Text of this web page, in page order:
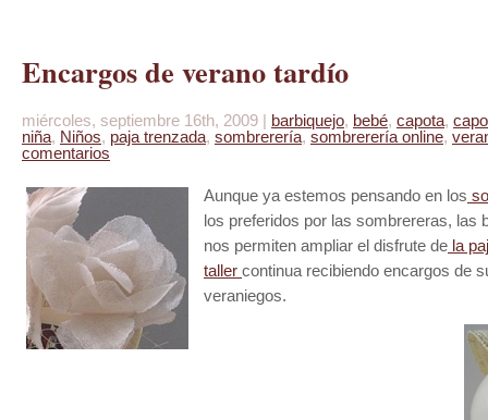
Encargos de verano tardío
miércoles, septiembre 16th, 2009 | barbiquejo, bebé, capota,
niña, Niños, paja trenzada, sombrerería, sombrerería online,
comentarios
Aunque ya estemos pensando en los
los preferidos por las sombrereras, las
nos permiten ampliar el disfrute de la
taller continua recibiendo encargos de
veraniegos.